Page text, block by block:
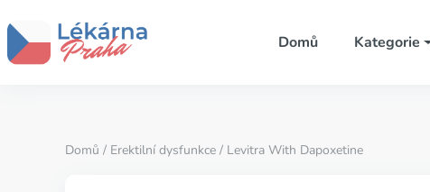
Domů Kategorie
Domů / Erektilní dysfunkce / Levitra With Dapoxetine